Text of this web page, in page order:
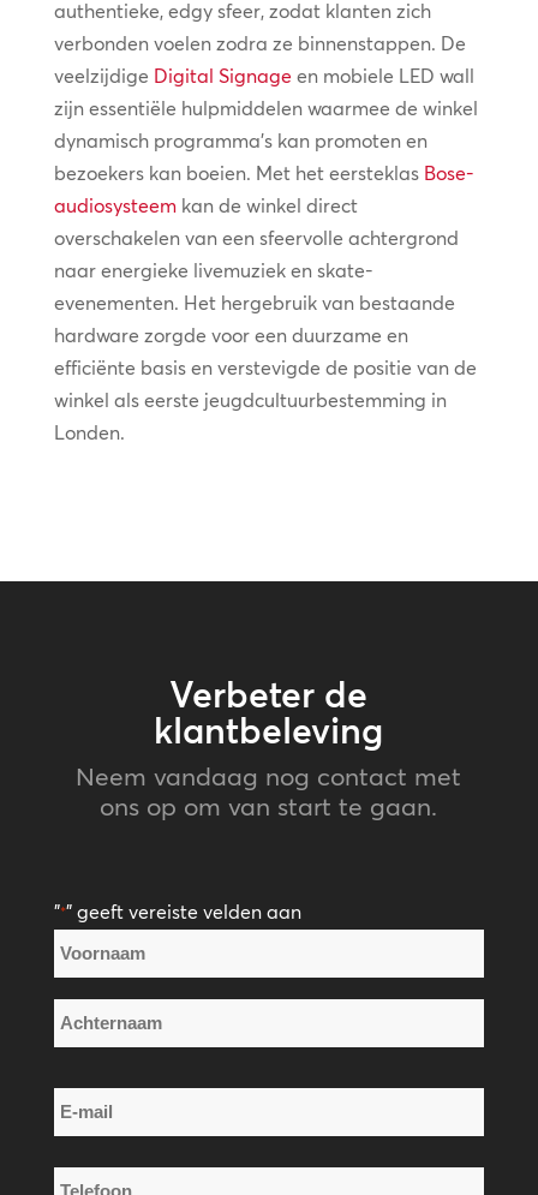
authentieke, edgy sfeer, zodat klanten zich
verbonden voelen zodra ze binnenstappen. De
veelzijdige Digital Signage en mobiele LED wall
zijn essentiële hulpmiddelen waarmee de winkel
dynamisch programma's kan promoten en
bezoekers kan boeien. Met het eersteklas Bose-
audiosysteemkan de winkel direct
overschakelen van een sfeervolle achtergrond
naar energieke livemuziek en skate-
evenementen. Het hergebruik van bestaande
hardware zorgde voor een duurzame en
efficiënte basis en verstevigde de positie van de
winkel als eerste jeugdcultuurbestemming in
Londen.
Verbeter de
klantbeleving
Neem vandaag nog contact met
ons op om van start te gaan.
"*" geeft vereiste velden aan
Naam
*
Voornaam
E-
mail
*
Telefoon